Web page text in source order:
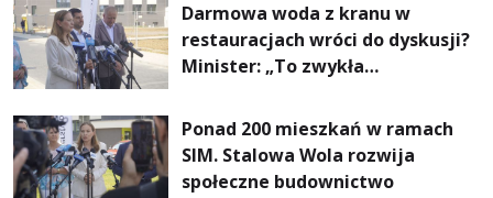
Darmowa woda z kranu w
restauracjach wróci do dyskusji?
Minister: „To zwykła
Ponad 200 mieszkań w ramach
SIM. Stalowa Wola rozwija
społeczne budownictwo